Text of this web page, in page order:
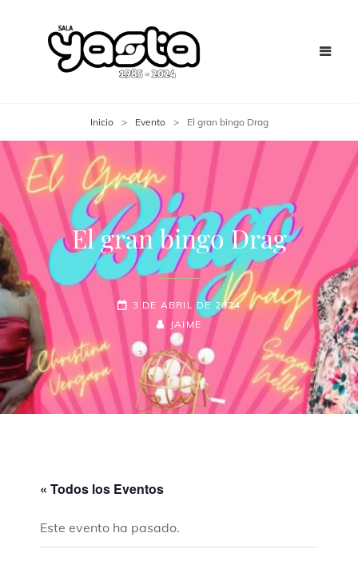
Inicio > Evento > El gran bingo Drag
El gran bingo Drag
3 DE ABRIL DE 2024
JAIME
« Todos los Eventos
Este evento ha pasado.